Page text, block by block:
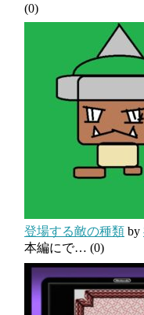
(0)
登場する敵の種類 by
本編にで… (0)